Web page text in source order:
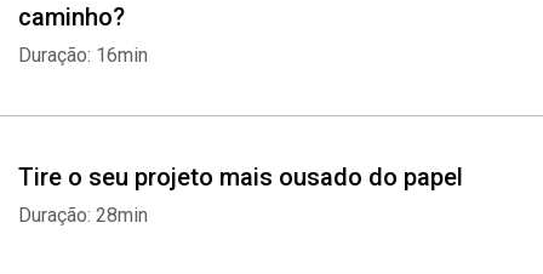
caminho?
Duração: 16min
Tire o seu projeto mais ousado do papel
Duração: 28min